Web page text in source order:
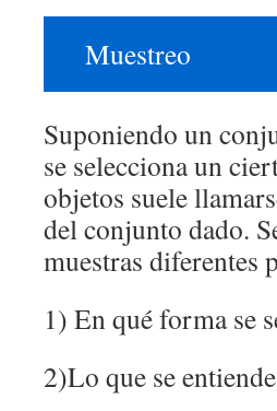
Muestreo
Suponiendo un
se selecciona un
objetos suele
del conjunto dado.
muestras diferentes
1) En qué forma se
2)Lo que se